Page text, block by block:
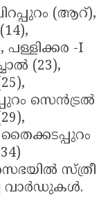
(ആറ്),
പള്ളിക്കര -I
(23),
സെൻട്രൽ
സ്ത്രീ
വാർഡുകൾ.